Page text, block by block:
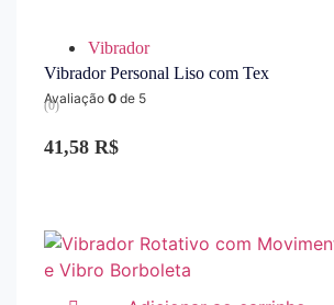
Vibrador
Vibrador Personal Liso com Tex
Avaliação 0 de 5
(0)
41,58 R$